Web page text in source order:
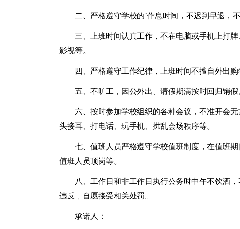
二、严格遵守学校的`作息时间，不迟到早退，
三、上班时间认真工作，不在电脑或手机上打
影视等。
四、严格遵守工作纪律，上班时间不擅自外出购
五、不旷工，因公外出、请假期满按时回归销假
六、按时参加学校组织的各种会议，不准开会
头接耳、打电话、玩手机、扰乱会场秩序等。
七、值班人员严格遵守学校值班制度，在值班
值班人员顶岗等。
八、工作日和非工作日执行公务时中午不饮酒
违反，自愿接受相关处罚。
承诺人：